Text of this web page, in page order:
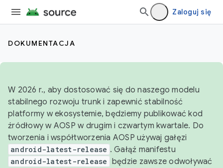
Zaloguj się
DOKUMENTACJA
W 2026 r., aby dostosować się do naszego modelu
stabilnego rozwoju trunk i zapewnić stabilność
platformy w ekosystemie, będziemy publikować kod
źródłowy w AOSP w drugim i czwartym kwartale. Do
tworzenia i współtworzenia AOSP używaj gałęzi
android-latest-release . Gałąź manifestu
android-latest-release będzie zawsze odwoływać